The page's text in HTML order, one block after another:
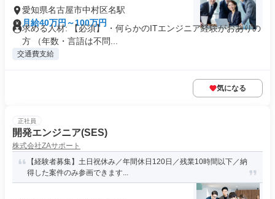
愛知県名古屋市中村区名駅
月給40万円～100万円
求める人材: 【必須】 ・何らかのITエンジニア経験がおありの
方 （年数・言語は不問...
交通費支給
気になる
正社員
開発エンジニア(SES)
株式会社ZAサポート
【経験者募集】土日祝休み／年間休日120日／残業10時間以下／納
得した案件のみ参画できます...